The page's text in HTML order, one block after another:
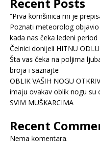
Recent Posts
“Prva komšinica mi je
Poznati meteorolog objavio
kada nas čeka ledeni period
Čelnici donijeli HITNU
Šta vas čeka na poljima
broja i saznajte
OBLIK VAŠIH NOGU
imaju ovakav oblik nogu su
SVIM MUŠKARCIMA
Recent
Nema komentara.